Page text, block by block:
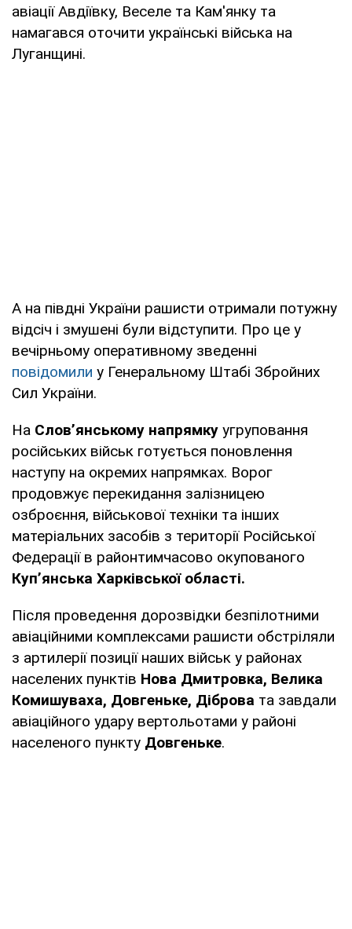
авіації Авдіївку, Веселе та Кам'янку та
намагався оточити українські війська на
Луганщині.
А на півдні України рашисти отримали потужну
відсіч і змушені були відступити. Про це у
вечірньому оперативному зведенні
повідомили у Генеральному Штабі Збройних
Сил України.
На Слов’янському напрямку угруповання
російських військ готується поновлення
наступу на окремих напрямках. Ворог
продовжує перекидання залізницею
озброєння, військової техніки та інших
матеріальних засобів з території Російської
Федерації в районтимчасово окупованого
Куп’янська Харківської області.
Після проведення дорозвідки безпілотними
авіаційними комплексами рашисти обстріляли
з артилерії позиції наших військ у районах
населених пунктів Нова Дмитровка, Велика
Комишуваха, Довгеньке, Діброва та завдали
авіаційного удару вертольотами у районі
населеного пункту Довгеньке.